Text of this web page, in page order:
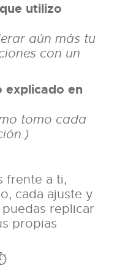
utilizo
aún más tu
con un
explicado en
tomo cada
frente a ti,
cada ajuste y
replicar
propias